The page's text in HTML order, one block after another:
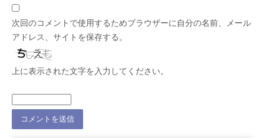
次回のコメントで使用するためブラウザーに自分の名前、メール
アドレス、サイトを保存する。
上に表示された文字を入力してください。